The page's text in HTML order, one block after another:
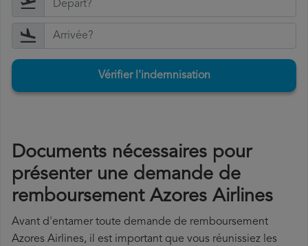
Vérifier l'indemnisation
Documents nécessaires pour
présenter une demande de
remboursement Azores Airlines
Avant d'entamer toute demande de remboursement
Azores Airlines, il est important que vous réunissiez les